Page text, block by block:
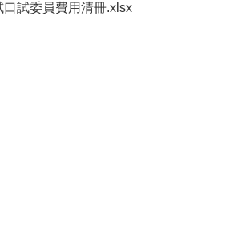
試委員費用清冊.xlsx